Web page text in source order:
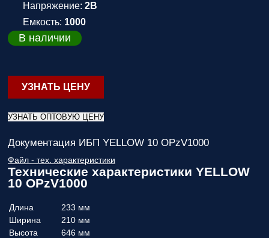
Напряжение: 2В
Емкость: 1000
В наличии
УЗНАТЬ ЦЕНУ
УЗНАТЬ ОПТОВУЮ ЦЕНУ
Документация ИБП YELLOW 10 OPzV1000
Файл - тех. характеристики
Технические характеристики YELLOW
10 OPzV1000
Длина
233 мм
Ширина
210 мм
Высота
646 мм